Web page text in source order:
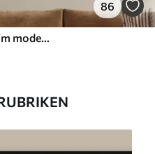
86
Abstrakte große Pinselstriche im modernen Stil